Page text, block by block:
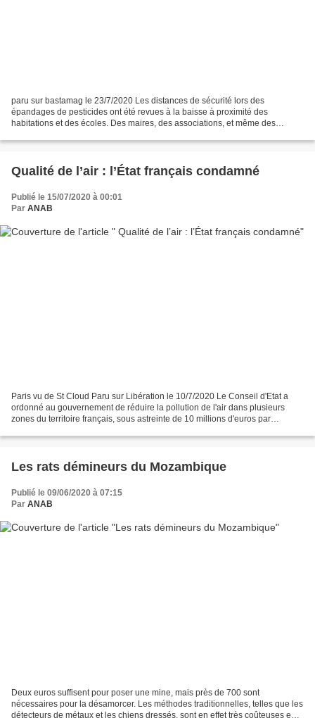
paru sur bastamag le 23/7/2020 Les distances de sécurité lors des
épandages de pesticides ont été revues à la baisse à proximité des
habitations et des écoles. Des maires, des associations, et même des
Qualité de l’air : l’État français condamné
Publié le 15/07/2020 à 00:01
Par ANAB
Paris vu de St Cloud Paru sur Libération le 10/7/2020 Le Conseil d'Etat a
ordonné au gouvernement de réduire la pollution de l'air dans plusieurs
zones du territoire français, sous astreinte de 10 millions d'euros par
Les rats démineurs du Mozambique
Publié le 09/06/2020 à 07:15
Par ANAB
Deux euros suffisent pour poser une mine, mais près de 700 sont
nécessaires pour la désamorcer. Les méthodes traditionnelles, telles que les
détecteurs de métaux et les chiens dressés, sont en effet très coûteuses en